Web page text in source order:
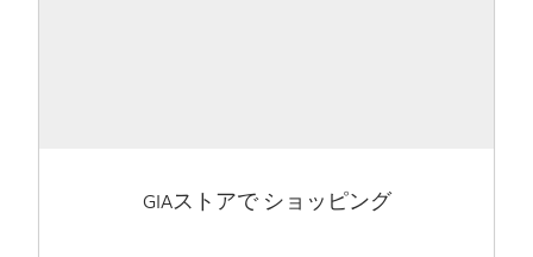
GIAストアで ショッピング